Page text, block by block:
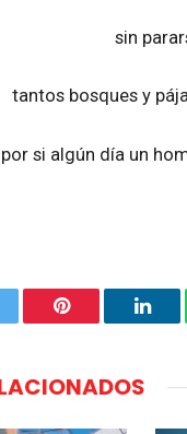
sin
tantos bosques y
por si algún día un
Pinterest